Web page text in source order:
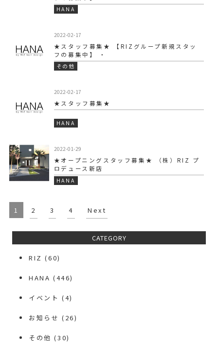
HANA
2022-02-17
★スタッフ募集★ 【RIZグループ新規スタッ
フの募集中】 ・
その他
2022-02-17
★スタッフ募集★
HANA
2022-01-29
★オープニングスタッフ募集★ （株）RIZ プ
ロデュース新店
HANA
1 2 3 4 Next
CATEGORY
RIZ (60)
HANA (446)
イベント (4)
お知らせ (26)
その他 (30)